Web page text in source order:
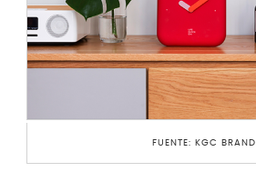
FUENTE: KGC BRAND